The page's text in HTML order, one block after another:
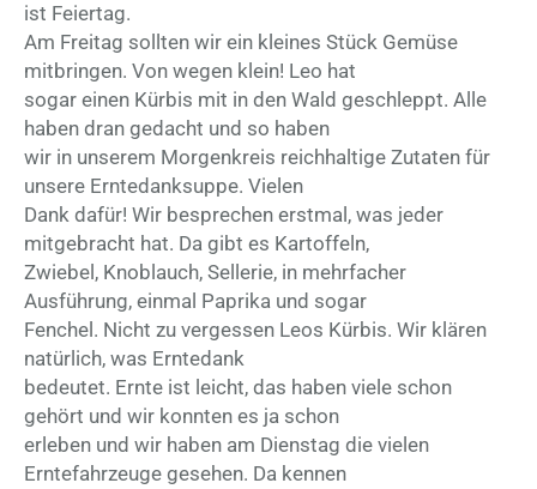
ist Feiertag.
Am Freitag sollten wir ein kleines Stück Gemüse
mitbringen. Von wegen klein! Leo hat
sogar einen Kürbis mit in den Wald geschleppt. Alle
haben dran gedacht und so haben
wir in unserem Morgenkreis reichhaltige Zutaten für
unsere Erntedanksuppe. Vielen
Dank dafür! Wir besprechen erstmal, was jeder
mitgebracht hat. Da gibt es Kartoffeln,
Zwiebel, Knoblauch, Sellerie, in mehrfacher
Ausführung, einmal Paprika und sogar
Fenchel. Nicht zu vergessen Leos Kürbis. Wir klären
natürlich, was Erntedank
bedeutet. Ernte ist leicht, das haben viele schon
gehört und wir konnten es ja schon
erleben und wir haben am Dienstag die vielen
Erntefahrzeuge gesehen. Da kennen